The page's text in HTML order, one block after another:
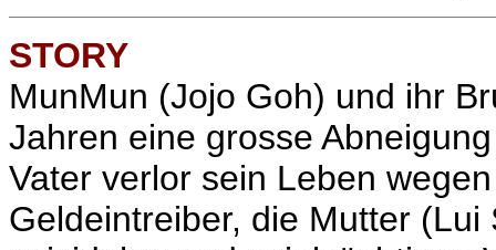
STORY
MunMun (Jojo Goh) und ihr
Jahren eine grosse
Vater verlor sein Leben
Geldeintreiber, die Mutter